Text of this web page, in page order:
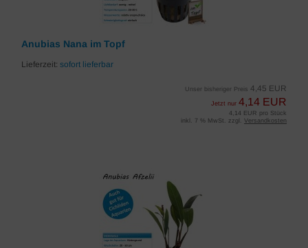
Anubias Nana im Topf
Lieferzeit: sofort lieferbar
Unser bisheriger Preis 4,45 EUR
Jetzt nur 4,14 EUR
4,14 EUR pro Stück
inkl. 7 % MwSt. zzgl. Versandkosten